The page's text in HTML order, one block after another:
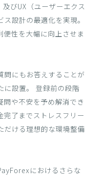
びUX（ユーザーエクス
設計の最適化を実現。
性を大幅に向上させま
問にもお答えすることが
に設置。 登録前の段階
問や不安を予め解消でき
完了までストレスフリー
だける理想的な環境整備
におけるさらな